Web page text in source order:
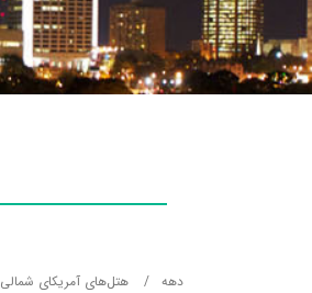
دهه هتل‌های آمریکای شمالی